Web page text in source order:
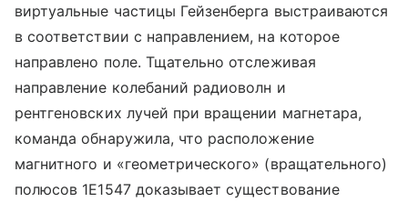
виртуальные частицы Гейзенберга выстраиваются
в соответствии с направлением, на которое
направлено поле. Тщательно отслеживая
направление колебаний радиоволн и
рентгеновских лучей при вращении магнетара,
команда обнаружила, что расположение
магнитного и «геометрического» (вращательного)
полюсов 1E1547 доказывает существование